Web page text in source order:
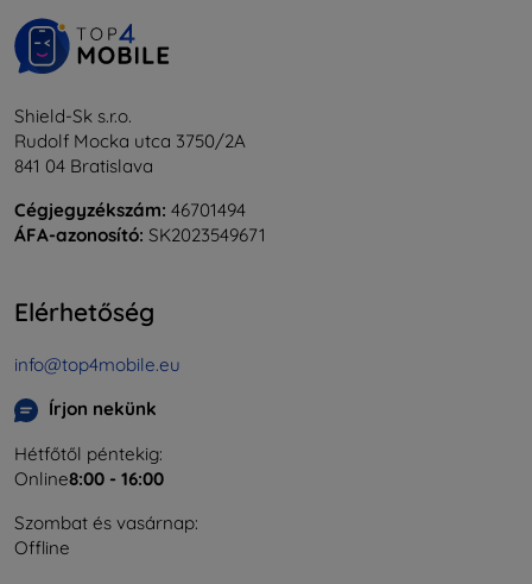
Shield-Sk s.r.o.
Rudolf Mocka utca 3750/2A
841 04 Bratislava
Cégjegyzékszám: 46701494
ÁFA-azonosító: SK2023549671
Elérhetőség
info@top4mobile.eu
Írjon nekünk
Hétfőtől péntekig:
Online8:00 - 16:00
Szombat és vasárnap:
Offline